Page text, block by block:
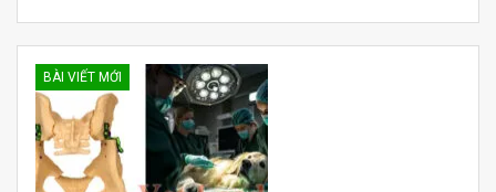
BÀI VIẾT MỚI